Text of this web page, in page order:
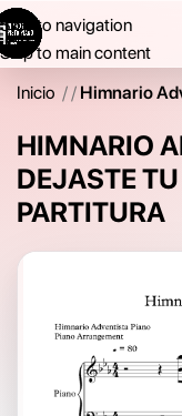
Skip to navigation
Skip to main content
Inicio / Himnario
HIMNARIO
DEJASTE
PARTITURA